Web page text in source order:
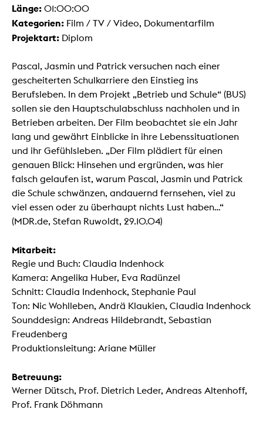
Länge: 01:00:00
Kategorien: Film / TV / Video, Dokumentarfilm
Projektart: Diplom
Pascal, Jasmin und Patrick versuchen nach einer
gescheiterten Schulkarriere den Einstieg ins
Berufsleben. In dem Projekt „Betrieb und Schule“ (BUS)
sollen sie den Hauptschulabschluss nachholen und in
Betrieben arbeiten. Der Film beobachtet sie ein Jahr
lang und gewährt Einblicke in ihre Lebenssituationen
und ihr Gefühlsleben. „Der Film plädiert für einen
genauen Blick: Hinsehen und ergründen, was hier
falsch gelaufen ist, warum Pascal, Jasmin und Patrick
die Schule schwänzen, andauernd fernsehen, viel zu
viel essen oder zu überhaupt nichts Lust haben...“
(MDR.de, Stefan Ruwoldt, 29.10.04)
Mitarbeit:
Regie und Buch: Claudia Indenhock
Kamera: Angelika Huber, Eva Radünzel
Schnitt: Claudia Indenhock, Stephanie Paul
Ton: Nic Wohlleben, Andrä Klaukien, Claudia Indenhock
Sounddesign: Andreas Hildebrandt, Sebastian
Freudenberg
Produktionsleitung: Ariane Müller
Betreuung:
Werner Dütsch, Prof. Dietrich Leder, Andreas Altenhoff,
Prof. Frank Döhmann